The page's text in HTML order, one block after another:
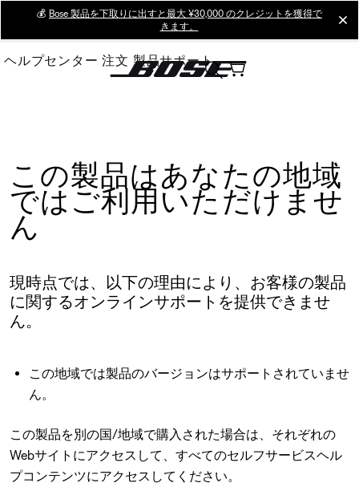
Main
💰 Bose 製品を下取りに出すと最大 ¥30,000 のクレジットを獲得で
きます。
ヘルプセンター 注文 製品サポート
この製品はあなたの地域
ではご利用いただけませ
ん
現時点では、以下の理由により、お客様の製品
に関するオンラインサポートを提供できませ
ん。
この地域では製品のバージョンはサポートされていませ
ん。
この製品を別の国/地域で購入された場合は、それぞれの
Webサイトにアクセスして、すべてのセルフサービスヘル
プコンテンツにアクセスしてください。